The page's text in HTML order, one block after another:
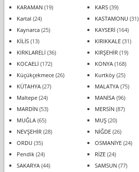
KARAMAN(19) KARS(39)
Kartal (24) KASTAMONU (31)
Kaynarca(25) KAYSERİ (164)
KİLİS(13) KIRIKKALE(31)
KIRKLARELİ (36) KIRŞEHİR (19)
KOCAELİ (172) KONYA(168)
Küçükçekmece(26) Kurtköy(25)
KÜTAHYA(27) MALATYA(75)
Maltepe(24) MANİSA(96)
MARDİN(53) MERSİN(87)
MUĞLA(65) MUŞ(20)
NEVŞEHİR (28) NİĞDE(26)
ORDU (35) OSMANİYE(24)
Pendik(24) RİZE(24)
SAKARYA(44) SAMSUN(77)